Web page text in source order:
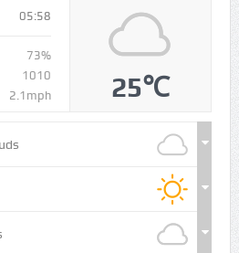
05:58
73%
1010
2.1mph 25℃